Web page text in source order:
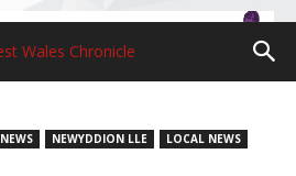
NEWYDDION LLE
LOCAL NEWS